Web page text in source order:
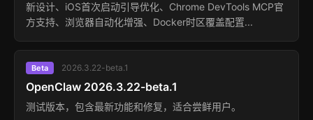
新设计、iOS首次启动引导优化、Chrome DevTools MCP官
方支持、浏览器自动化增强、Docker时区覆盖配置...
Beta 2026.3.22-beta.1
OpenClaw 2026.3.22-beta.1
测试版本，包含最新功能和修复，适合尝鲜用户。